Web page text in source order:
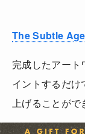
The Subtle
完成したアー
イントするだ
上げることがで